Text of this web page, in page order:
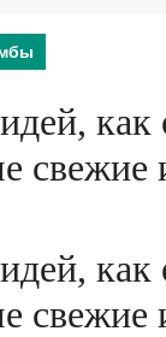
как
свежие
как
свежие